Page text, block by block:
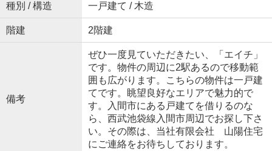
種別 / 構造 一戸建て / 木造
階建 2階建
備考
ぜひ一度見ていただきたい、「エイチ」
です。物件の周辺に2駅あるので移動範
囲も広がります。こちらの物件は一戸建
てです。眺望良好なエリアで魅力的で
す。入間市にある戸建てを借りるのな
ら、西武池袋線入間市周辺でお探し下さ
い。その際は、当社有限会社 山陽住宅
にご連絡をお待ちしております。